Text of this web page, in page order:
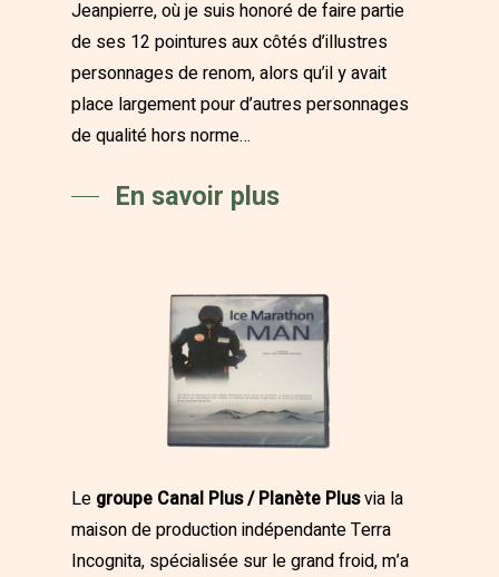
Jeanpierre, où je suis honoré de faire partie
de ses 12 pointures aux côtés d’illustres
personnages de renom, alors qu’il y avait
place largement pour d’autres personnages
de qualité hors norme…
En savoir plus
Le groupe Canal Plus / Planète Plusvia la
maison de production indépendante Terra
Incognita, spécialisée sur le grand froid, m’a